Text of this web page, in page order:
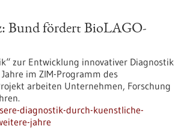
Bund fördert BioLAGO-
zur Entwicklung innovativer Diagnostik
im ZIM-Programm des
arbeiten Unternehmen, Forschung
diagnostik-durch-kuenstliche-
jahre